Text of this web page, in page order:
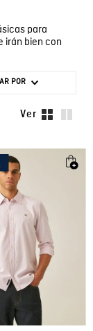
para
irán bien con
POR